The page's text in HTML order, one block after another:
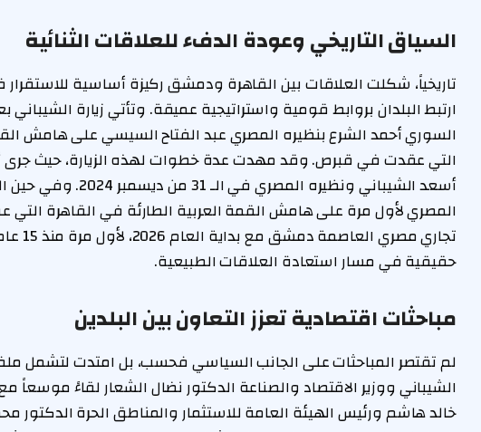
السياق التاريخي وعودة الدفء للعلاقات الثنائية
تاريخياً، شكلت العلاقات بين القاهرة ودمشق ركيزة أساسية
ارتبط البلدان بروابط قومية واستراتيجية عميقة. وتأتي زيارة
السوري أحمد الشرع بنظيره المصري عبد الفتاح السيسي على هامش
التي عقدت في قبرص. وقد مهدت عدة خطوات لهذه الزيارة، حيث جرى
أسعد الشيباني ونظيره
تجاري
حقيقية في مسار استعادة العلاقات الطبيعية.
مباحثات اقتصادية تعزز التعاون بين البلدين
لم تقتصر المباحثات على الجانب السياسي فحسب، بل امتدت لتشمل
الشيباني ووزير الاقتصاد والصناعة الدكتور نضال الشعار لقاءً موسعاً
خالد هاشم ورئيس الهيئة العامة للاستثمار والمناطق الحرة الدكتور